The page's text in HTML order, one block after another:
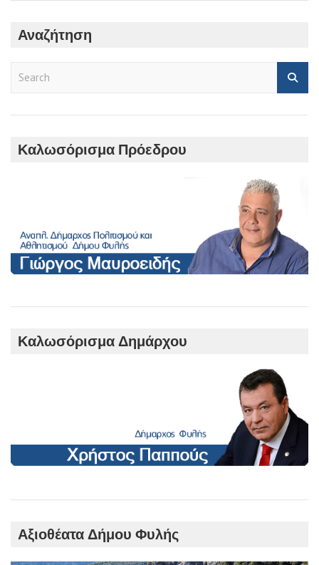
Αναζήτηση
r
Καλωσόρισμα Πρόεδρου
Καλωσόρισμα Δημάρχου
Αξιοθέατα Δήμου Φυλής